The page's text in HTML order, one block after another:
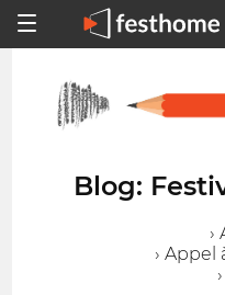
Blog:
›
› Appel